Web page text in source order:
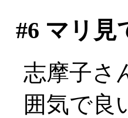
#6 マリ見
志摩子さ
囲気で良